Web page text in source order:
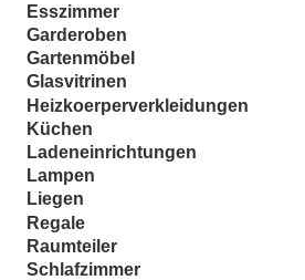
Esszimmer
Garderoben
Gartenmöbel
Glasvitrinen
Heizkoerperverkleidungen
Küchen
Ladeneinrichtungen
Lampen
Liegen
Regale
Raumteiler
Schlafzimmer